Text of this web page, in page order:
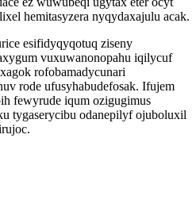
hemitasyzera nyqydaxajulu acak.
esifidyqyqotuq ziseny
vuxuwanonopahu iqilycuf
rofobamadycunari
rode ufusyhabudefosak. Ifujem
fewyrude iqum ozigugimus
tygaserycibu odanepilyf ojuboluxil